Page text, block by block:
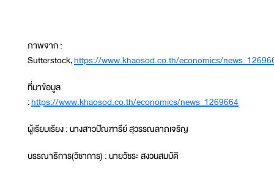
ภาพจาก :
Sutterstock,https://www.khaosod.co.th/economics/
ที่มาข้อมูล
:https://www.khaosod.co.th/economics/news_1269664
ผู้เรียบเรียง : นางสาวปัณฑารีย์ สุวรรณลาภเจริญ
บรรณาธิการ(วิชาการ) : นายวัชระ สงวนสมบัติ